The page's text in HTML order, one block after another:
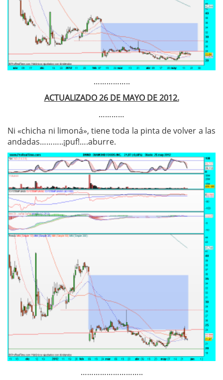
……………..
ACTUALIZADO 26 DE MAYO DE 2012.
…………
Ni «chicha ni limoná», tiene toda la pinta de volver a las
andadas………..¡puf!….aburre.
………………………..